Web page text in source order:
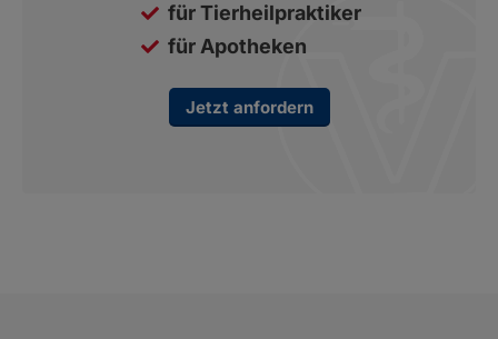
für Tierheilpraktiker
für Apotheken
Jetzt anfordern